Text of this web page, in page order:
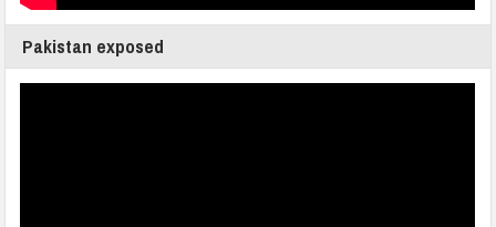
Pakistan exposed